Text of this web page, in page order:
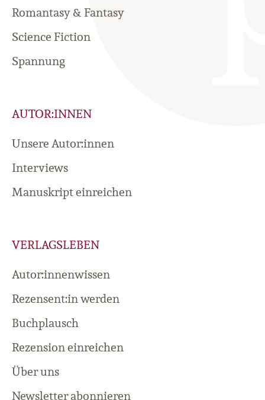
Romantasy & Fantasy
Science Fiction
Spannung
AUTOR:INNEN
Unsere Autor:innen
Interviews
Manuskript einreichen
VERLAGSLEBEN
Autor:innenwissen
Rezensent:in werden
Buchplausch
Rezension einreichen
Über uns
Newsletter abonnieren